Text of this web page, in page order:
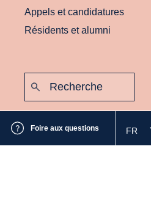
Appels et candidatures
Résidents et alumni
Foire aux questions FR